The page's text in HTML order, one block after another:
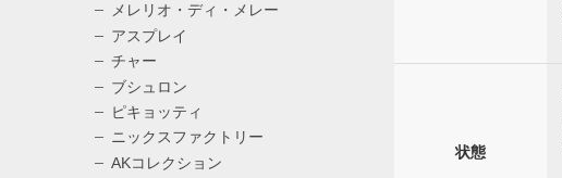
メレリオ・ディ・メレー
アスプレイ
チャー
ブシュロン
ピキョッティ
ニックスファクトリー
AKコレクション
状態